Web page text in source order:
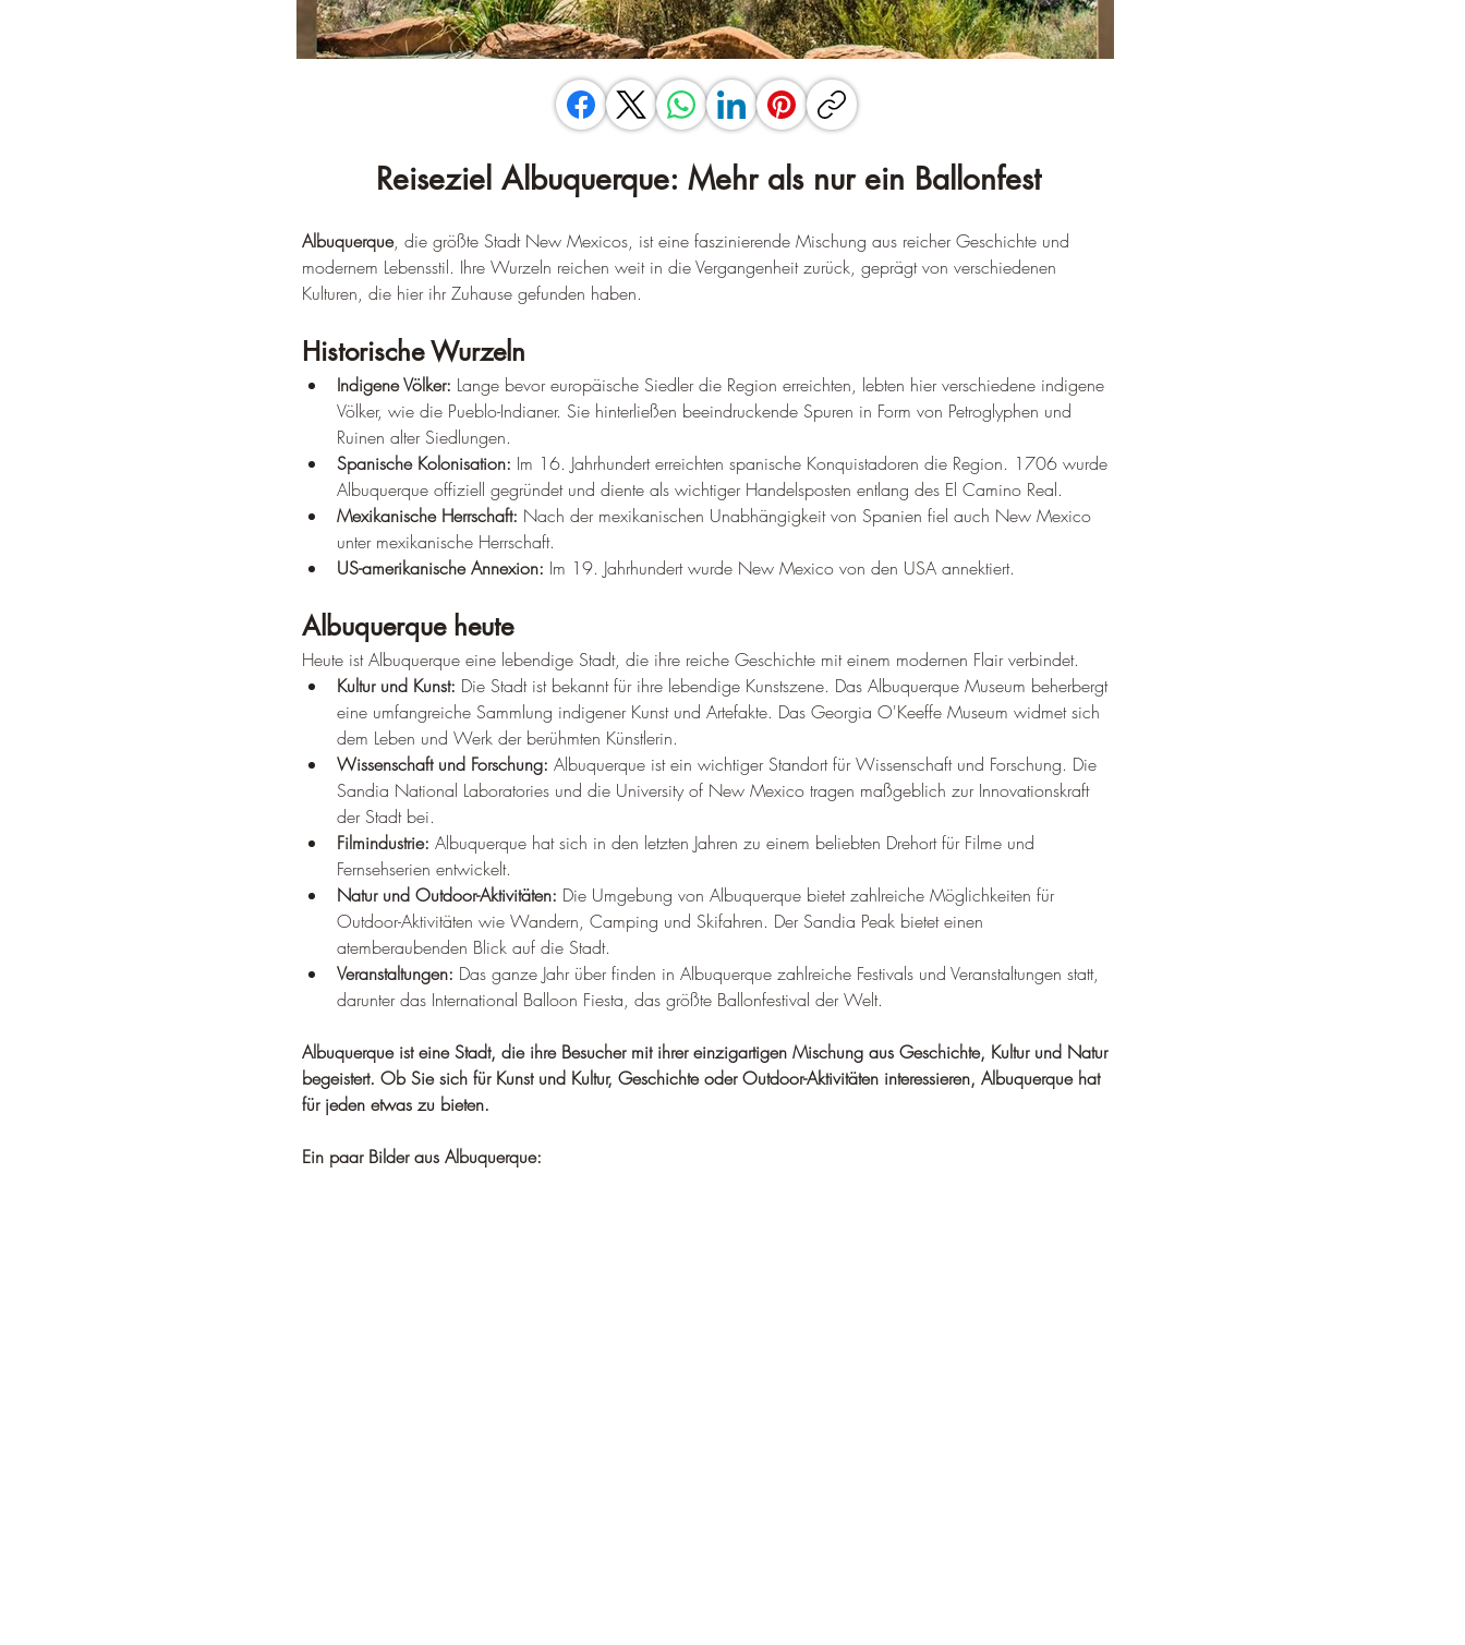
–¡
Reiseziel Albuquerque: Mehr als nur ein Ballonfest
Albuquerque, die größte Stadt New Mexicos, ist eine faszinierende Mischung aus reicher Geschichte und
modernem Lebensstil. Ihre Wurzeln reichen weit in die Vergangenheit zurück, geprägt von verschiedenen
Kulturen, die hier ihr Zuhause gefunden haben.
Historische Wurzeln
Indigene Völker: Lange bevor europäische Siedler die Region erreichten, lebten hier verschiedene indigene
Völker, wie die Pueblo-Indianer. Sie hinterließen beeindruckende Spuren in Form von Petroglyphen und
Ruinen alter Siedlungen.
Spanische Kolonisation: Im 16. Jahrhundert erreichten spanische Konquistadoren die Region. 1706 wurde
Albuquerque offiziell gegründet und diente als wichtiger Handelsposten entlang des El Camino Real.
Mexikanische Herrschaft: Nach der mexikanischen Unabhängigkeit von Spanien fiel auch New Mexico
unter mexikanische Herrschaft.
US-amerikanische Annexion: Im 19. Jahrhundert wurde New Mexico von den USA annektiert.
Albuquerque heute
Heute ist Albuquerque eine lebendige Stadt, die ihre reiche Geschichte mit einem modernen Flair verbindet.
Kultur und Kunst: Die Stadt ist bekannt für ihre lebendige Kunstszene. Das Albuquerque Museum beherbergt
eine umfangreiche Sammlung indigener Kunst und Artefakte. Das Georgia O'Keeffe Museum widmet sich
dem Leben und Werk der berühmten Künstlerin.
Wissenschaft und Forschung: Albuquerque ist ein wichtiger Standort für Wissenschaft und Forschung. Die
Sandia National Laboratories und die University of New Mexico tragen maßgeblich zur Innovationskraft
der Stadt bei.
Filmindustrie: Albuquerque hat sich in den letzten Jahren zu einem beliebten Drehort für Filme und
Fernsehserien entwickelt.
Natur und Outdoor-Aktivitäten: Die Umgebung von Albuquerque bietet zahlreiche Möglichkeiten für
Outdoor-Aktivitäten wie Wandern, Camping und Skifahren. Der Sandia Peak bietet einen
atemberaubenden Blick auf die Stadt.
Veranstaltungen: Das ganze Jahr über finden in Albuquerque zahlreiche Festivals und Veranstaltungen statt,
darunter das International Balloon Fiesta, das größte Ballonfestival der Welt.
Albuquerque ist eine Stadt, die ihre Besucher mit ihrer einzigartigen Mischung aus Geschichte, Kultur und Natur
begeistert. Ob Sie sich für Kunst und Kultur, Geschichte oder Outdoor-Aktivitäten interessieren, Albuquerque hat
für jeden etwas zu bieten.
Ein paar Bilder aus Albuquerque: